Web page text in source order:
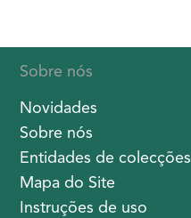
Sobre nós
Novidades
Sobre nós
Entidades de colecções
Mapa do Site
Instruções de uso